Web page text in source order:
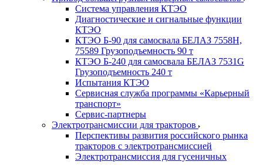
Система управления КТЭО
Диагностические и сигнальные функции
КТЭО
КТЭО Б-90 для самосвала БЕЛАЗ 7558H,
75589 Грузоподъемность 90 т
КТЭО Б-240 для самосвала БЕЛАЗ 7531G
Грузоподъемность 240 т
Испытания КТЭО
Сервисная служба программы «Карьерный
транспорт»
Сервис-партнеры
Электротрансмиссии для тракторов
Перспективы развития российского рынка
тракторов с электротрансмиссией
Электротрансмиссия для гусеничных